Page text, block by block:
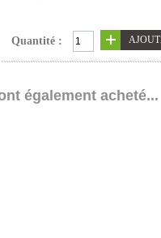
Quantité :
également acheté...